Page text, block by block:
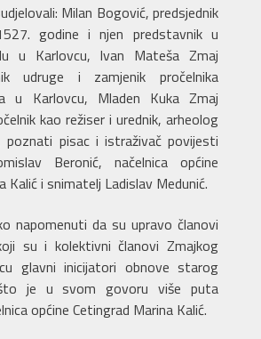
Milan Bogović, predsjednik
godine i njen predstavnik u
u Karlovcu, Ivan Mateša Zmaj
udruge i zamjenik pročelnika
u Karlovcu, Mladen Kuka Zmaj
kao režiser i urednik, arheolog
poznati pisac i istraživač povijesti
Beronić, načelnica općine
Kalić i snimatelj Ladislav Medunić.
napomenuti da su upravo članovi
su i kolektivni članovi Zmajkog
glavni inicijatori obnove starog
je u svom govoru više puta
općine Cetingrad Marina Kalić.